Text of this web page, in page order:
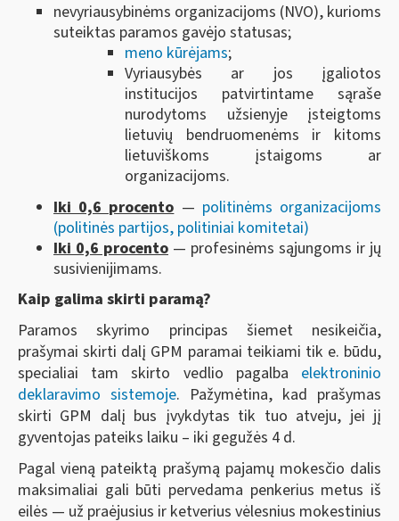
nevyriausybinėms organizacijoms (NVO), kurioms
suteiktas paramos gavėjo statusas;
meno kūrėjams;
Vyriausybės ar jos įgaliotos
institucijos patvirtintame sąraše
nurodytoms užsienyje įsteigtoms
lietuvių bendruomenėms ir kitoms
lietuviškoms įstaigoms ar
organizacijoms.
Iki 0,6 procento — politinėms organizacijoms
(politinės partijos, politiniai komitetai)
Iki 0,6 procento — profesinėms sąjungoms ir jų
susivienijimams.
Kaip galima skirti paramą?
Paramos skyrimo principas šiemet nesikeičia,
prašymai skirti dalį GPM paramai teikiami tik e. būdu,
specialiai tam skirto vedlio pagalba elektroninio
deklaravimo sistemoje. Pažymėtina, kad prašymas
skirti GPM dalį bus įvykdytas tik tuo atveju, jei jį
gyventojas pateiks laiku – iki gegužės 4 d.
Pagal vieną pateiktą prašymą pajamų mokesčio dalis
maksimaliai gali būti pervedama penkerius metus iš
eilės — už praėjusius ir ketverius vėlesnius mokestinius